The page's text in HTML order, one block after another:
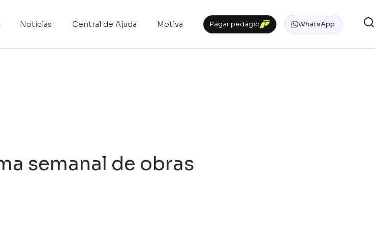
Notícias Central de Ajuda Motiva Pagar pedágio WhatsApp
semanal de obras